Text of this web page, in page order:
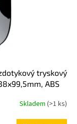
tryskový
ABS
Skladem (>1 ks)